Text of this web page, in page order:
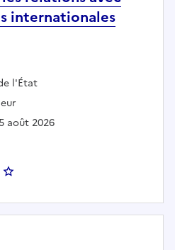
internationales
l'État
août 2026
: Conseiller pour les relations